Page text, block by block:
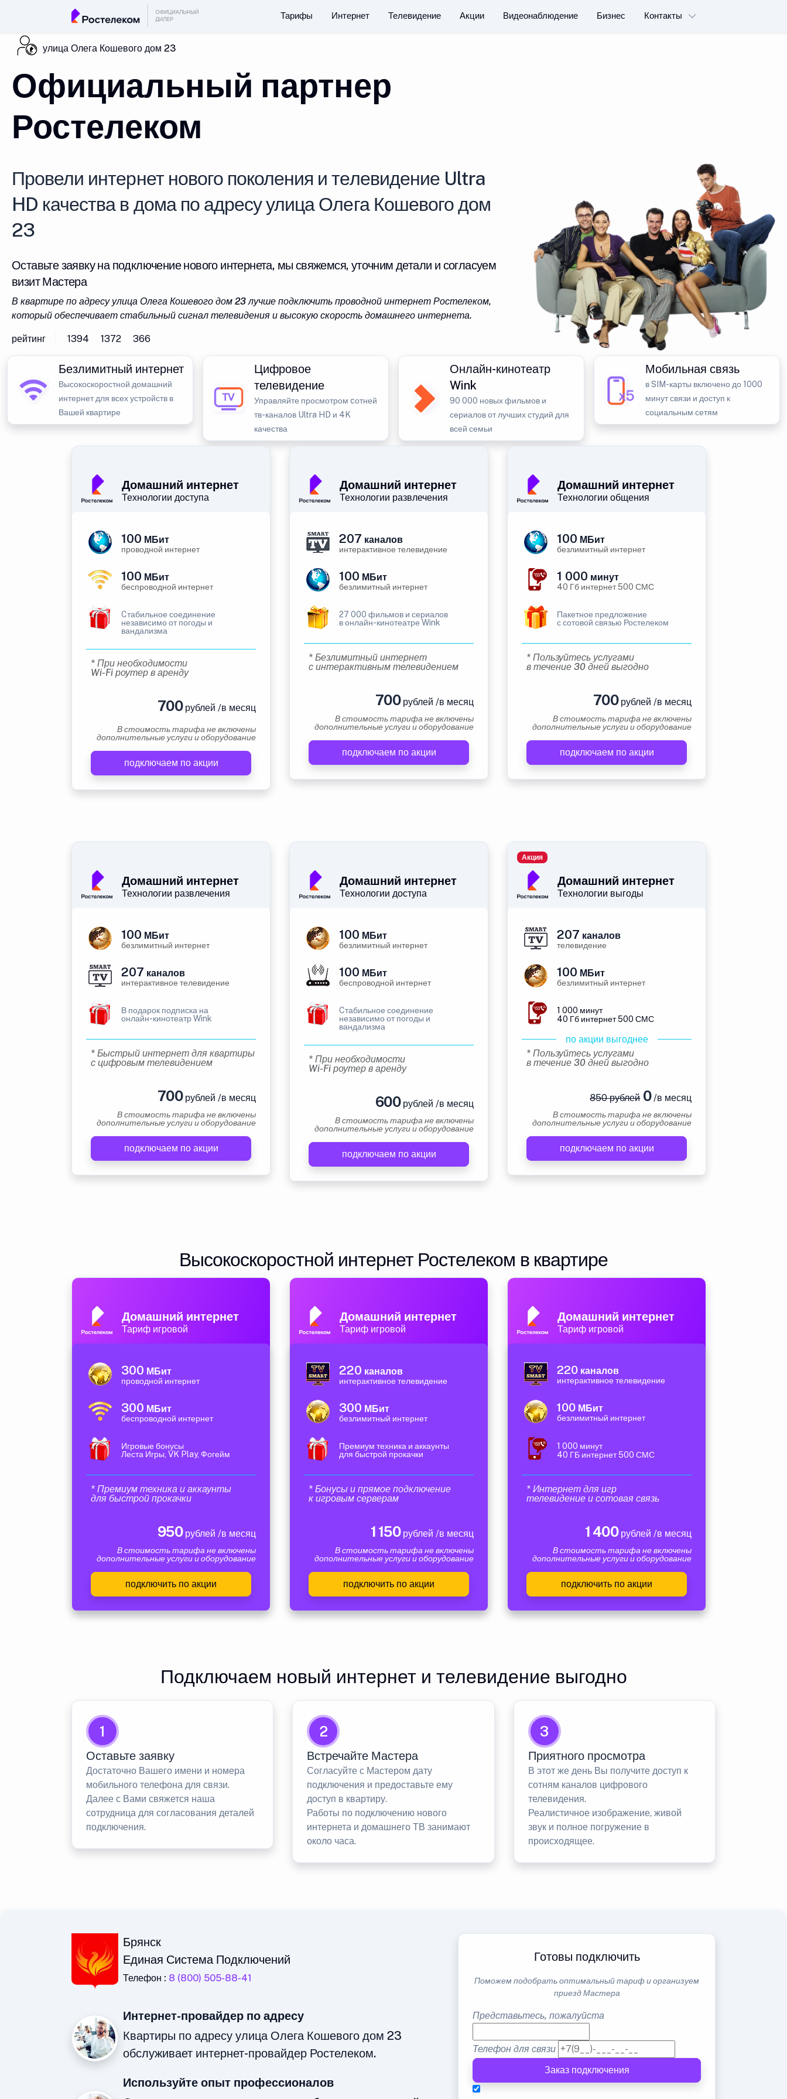
Тарифы Интернет Телевидение Акции Видеонаблюдение Бизнес Контакты
улица Олега Кошевого дом 23
Официальный партнер
Ростелеком
Провели интернет нового поколения и телевидение Ultra
HD качества в дома по адресу улица Олега Кошевого дом
23
Оставьте заявку на подключение нового интернета, мы свяжемся, уточним детали и согласуем
визит Мастера
В квартире по адресу улица Олега Кошевого дом 23 лучше подключить проводной интернет Ростелеком,
который обеспечивает стабильный сигнал телевидения и высокую скорость домашнего интернета.
рейтинг 1394 1372 366
Безлимитный интернет
Высокоскоростной домашний
интернет для всех устройств в
Вашей квартире
Цифровое
телевидение
Управляйте просмотром cотней
тв-каналов Ultra HD и 4K
качества
Онлайн-кинотеатр
Wink
90 000 новых фильмов и
сериалов от лучших студий для
всей семьи
Мобильная связь
в SIM-карты включено до 1000
минут связи и доступ к
социальным сетям
Домашний интернет
Технологии доступа
100 МБит
проводной интернет
100 МБит
беспроводной интернет
Cтабильное соединение
независимо от погоды и
вандализма
* При необходимости
Wi-Fi роутер в аренду
700рублей /в месяц
В стоимость тарифа не включены
дополнительные услуги и оборудование
подключаем по акции
Домашний интернет
Технологии развлечения
207 каналов
интерактивное телевидение
100 МБит
безлимитный интернет
27 000 фильмов и сериалов
в онлайн-кинотеатре Wink
* Безлимитный интернет
с интерактивным телевидением
700рублей /в месяц
В стоимость тарифа не включены
дополнительные услуги и оборудование
подключаем по акции
Домашний интернет
Технологии общения
100 МБит
безлимитный интернет
1 000 минут
40 Гб интернет 500 СМС
Пакетное предложение
с сотовой связью Ростелеком
* Пользуйтесь услугами
в течение 30 дней выгодно
700рублей /в месяц
В стоимость тарифа не включены
дополнительные услуги и оборудование
подключаем по акции
Домашний интернет
Технологии развлечения
100 МБит
безлимитный интернет
207 каналов
интерактивное телевидение
В подарок подписка на
онлайн-кинотеатр Wink
* Быстрый интернет для квартиры
с цифровым телевидением
700рублей /в месяц
В стоимость тарифа не включены
дополнительные услуги и оборудование
подключаем по акции
Домашний интернет
Технологии доступа
100 МБит
безлимитный интернет
100 МБит
беспроводной интернет
Cтабильное соединение
независимо от погоды и
вандализма
* При необходимости
Wi-Fi роутер в аренду
600рублей /в месяц
В стоимость тарифа не включены
дополнительные услуги и оборудование
подключаем по акции
Домашний интернет
Технологии выгоды
Акция
207 каналов
телевидение
100 МБит
безлимитный интернет
1 000 минут
40 Гб интернет 500 СМС
по акции выгоднее
* Пользуйтесь услугами
в течение 30 дней выгодно
850 рублей0/в месяц
В стоимость тарифа не включены
дополнительные услуги и оборудование
подключаем по акции
Высокоскоростной интернет Ростелеком в квартире
Домашний интернет
Тариф игровой
300 МБит
проводной интернет
300 МБит
беспроводной интернет
Игровые бонусы
Леста Игры, VK Play, Фогейм
* Премиум техника и аккаунты
для быстрой прокачки
950рублей /в месяц
В стоимость тарифа не включены
дополнительные услуги и оборудование
подключить по акции
Домашний интернет
Тариф игровой
220 каналов
интерактивное телевидение
300 МБит
безлимитный интернет
Премиум техника и аккаунты
для быстрой прокачки
* Бонусы и прямое подключение
к игровым серверам
1 150рублей /в месяц
В стоимость тарифа не включены
дополнительные услуги и оборудование
подключить по акции
Домашний интернет
Тариф игровой
220 каналов
интерактивное телевидение
100 МБит
безлимитный интернет
1 000 минут
40 ГБ интернет 500 СМС
* Интернет для игр
телевидение и сотовая связь
1 400рублей /в месяц
В стоимость тарифа не включены
дополнительные услуги и оборудование
подключить по акции
Подключаем новый интернет и телевидение выгодно
1
Оставьте заявку
Достаточно Вашего имени и номера
мобильного телефона для связи.
Далее с Вами свяжется наша
сотрудница для согласования деталей
подключения.
2
Встречайте Мастера
Согласуйте с Мастером дату
подключения и предоставьте ему
доступ в квартиру.
Работы по подключению нового
интернета и домашнего ТВ занимают
около часа.
3
Приятного просмотра
В этот же день Вы получите доступ к
сотням каналов цифрового
телевидения.
Реалистичное изображение, живой
звук и полное погружение в
происходящее.
Брянск
Единая Система Подключений
Телефон : 8 (800) 505-88-41
Интернет-провайдер по адресу
Квартиры по адресу улица Олега Кошевого дом 23
обслуживает интернет-провайдер Ростелеком.
Используйте опыт профессионалов
Готовы подключить
Поможем подобрать оптимальный тариф и организуем
приезд Мастера
Представьтесь, пожалуйста
Телефон для связи
Заказ подключения